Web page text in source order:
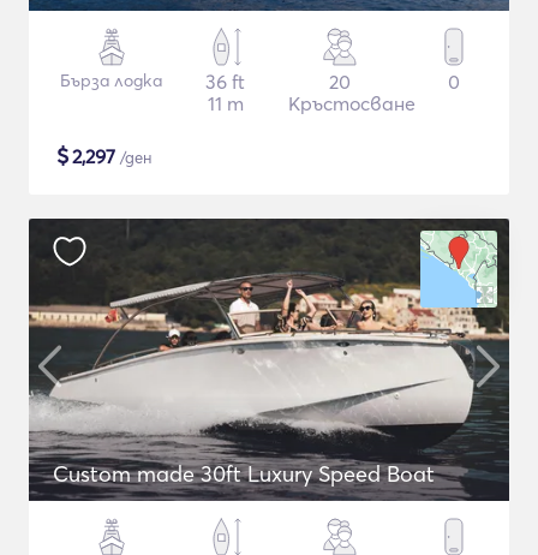
Бърза лодка
36 ft
11 m
20
Кръстосване
0
$2,297 /ден
Custom made 30ft Luxury Speed Boat